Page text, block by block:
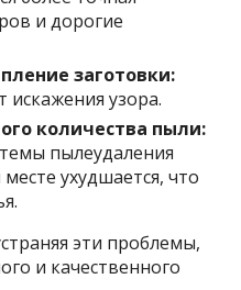
и дорогие
заготовки:
узора.
количества пыли:
пылеудаления
ухудшается, что
эти проблемы,
и качественного